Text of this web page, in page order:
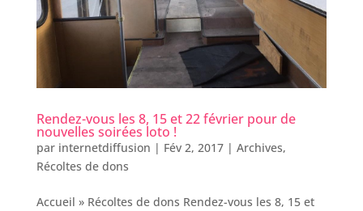
Rendez-vous les 8, 15 et 22 février pour de
nouvelles soirées loto !
par internetdiffusion | Fév 2, 2017| Archives,
Récoltes de dons
Accueil » Récoltes de dons Rendez-vous les 8, 15 et